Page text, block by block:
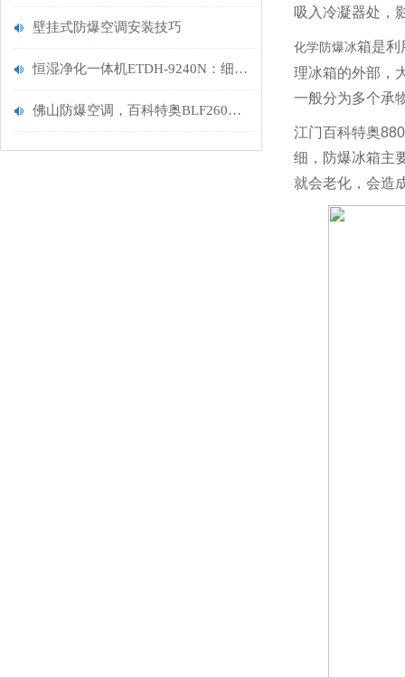
壁挂式防爆空调安装技巧
恒湿净化一体机ETDH-9240N：细分领域需求爆发下的行业革新者
佛山防爆空调，百科特奥BLF260，佛山防爆空调/全新风（100匹）
吸入冷凝器处，
化学防爆冰箱是利
理冰箱的外部，
一般分为多个承
江门百科特奥
细，防爆冰箱主
就会老化，会造